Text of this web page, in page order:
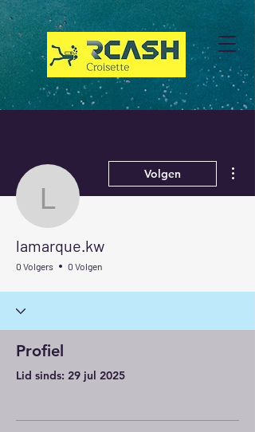
lamarque.kw
Volgen
lamarque.kw
0 Volgers 0 Volgen
Profiel
Lid sinds: 29 jul 2025